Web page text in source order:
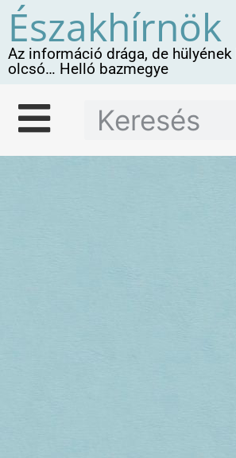
Északhírnök
Az információ drága, de
olcsó… Helló bazmegye